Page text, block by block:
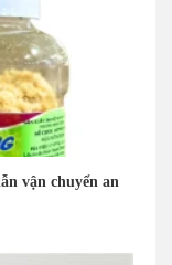
vận chuyển an